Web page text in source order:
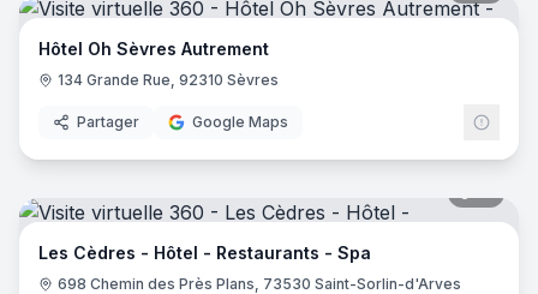
Hôtel Oh Sèvres Autrement
134 Grande Rue, 92310 Sèvres
Partager Google Maps
Les Cèdres - Hôtel - Restaurants - Spa
698 Chemin des Près Plans, 73530 Saint-Sorlin-d'Arves